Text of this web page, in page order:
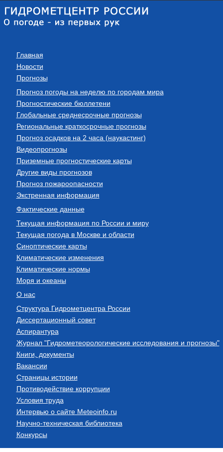
Главная
Новости
Прогнозы
Прогноз погоды на неделю по городам мира
Прогностические бюллетени
Глобальные среднесрочные прогнозы
Региональные краткосрочные прогнозы
Прогноз осадков на 2 часа (наукастинг)
Видеопрогнозы
Приземные прогностические карты
Другие виды прогнозов
Прогноз пожароопасности
Экстренная информация
Фактические данные
Текущая информация по России и миру
Текущая погода в Москве и области
Синоптические карты
Климатические изменения
Климатические нормы
Моря и океаны
О нас
Структура Гидрометцентра России
Диссертационный совет
Аспирантура
Журнал "Гидрометеорологические исследования и прогнозы"
Книги, документы
Вакансии
Страницы истории
Противодействие коррупции
Условия труда
Интервью о сайте Meteoinfo.ru
Научно-техническая библиотека
Конкурсы